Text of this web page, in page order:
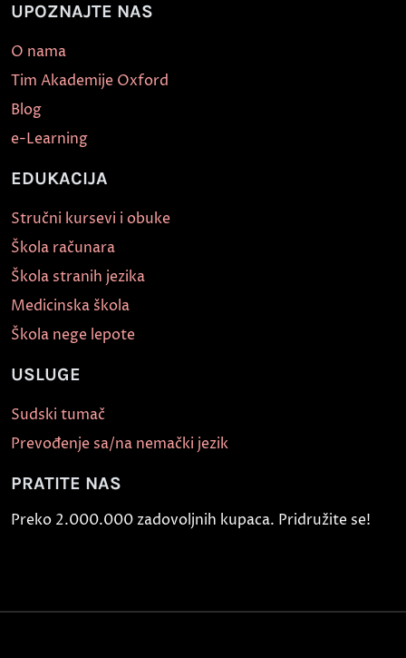
UPOZNAJTE NAS
O nama
Tim Akademije Oxford
Blog
e-Learning
EDUKACIJA
Stručni kursevi i obuke
Škola računara
Škola stranih jezika
Medicinska škola
Škola nege lepote
USLUGE
Sudski tumač
Prevođenje sa/na nemački jezik
PRATITE NAS
Preko 2.000.000 zadovoljnih kupaca. Pridružite se!